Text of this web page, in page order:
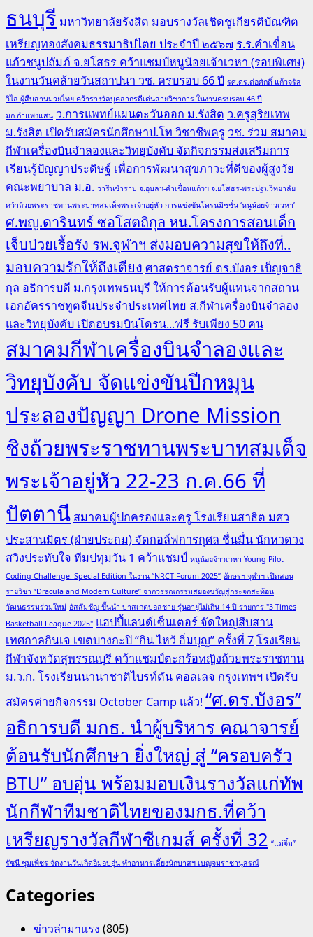
ธนบุรี มหาวิทยาลัยรังสิต มอบรางวัลเชิดชูเกียรติบัณฑิต
เหรียญทองสังคมธรรมาธิปไตย ประจำปี ๒๕๖๗ ร.ร.คำเขื่อน
แก้วชนูปถัมภ์ จ.ยโสธร คว้าแชมป์หนูน้อยเจ้าเวหา (รอบพิเศษ)
ในงานวันคล้ายวันสถาปนา วช. ครบรอบ 66 ปี รศ.ดร.ต่อศักดิ์ แก้วจรัส
วิไล ผู้สืบสานมวยไทย คว้ารางวัลบุคลากรดีเด่นสายวิชาการ ในงานครบรอบ 46 ปี
มก.กำแพงแสน ว.การแพทย์แผนตะวันออก ม.รังสิต ว.ครูสุริยเทพ
ม.รังสิต เปิดรับสมัครนักศึกษาป.โท วิชาชีพครู วช. ร่วม สมาคม
กีฬาเครื่องบินจำลองและวิทยุบังคับ จัดกิจกรรมส่งเสริมการ
เรียนรู้ปัญญาประดิษฐ์ เพื่อการพัฒนาสุขภาวะที่ดีของผู้สูงวัย
คณะพยาบาล ม.อ. วารินชำราบ จ.อุบลฯ-คำเขื่อนแก้วฯ จ.ยโสธร-พระปฐมวิทยาลัย
คว้าถ้วยพระราชทานพระบาทสมเด็จพระเจ้าอยู่หัว การแข่งขันโดรนมิชชั่น ‘หนูน้อยจ้าวเวหา’
ศ.พญ.ดารินทร์ ซอโสตถิกุล หน.โครงการสอนเด็ก
เจ็บป่วยเรื้อรัง รพ.จุฬาฯ ส่งมอบความสุขให้ถึงที่..
มอบความรักให้ถึงเตียง ศาสตราจารย์ ดร.บังอร เบ็ญจาธิ
กุล อธิการบดี ม.กรุงเทพธนบุรี ให้การต้อนรับผู้แทนจากสถาน
เอกอัครราชทูตจีนประจำประเทศไทย ส.กีฬาเครื่องบินจำลอง
และวิทยุบังคับ เปิดอบรมบินโดรน...ฟรี รับเพียง 50 คน
สมาคมกีฬาเครื่องบินจำลองและ
วิทยุบังคับ จัดแข่งขันปีกหมุน
ประลองปัญญา Drone Mission
ชิงถ้วยพระราชทานพระบาทสมเด็จ
พระเจ้าอยู่หัว 22-23 ก.ค.66 ที่
ปัตตานี สมาคมผู้ปกครองและครู โรงเรียนสาธิต มศว
ประสานมิตร (ฝ่ายประถม) จัดกอล์ฟการกุศล ชื่นมื่น นักหวดวง
สวิงประทับใจ ทีมปทุมวัน 1 คว้าแชมป์ หนูน้อยจ้าวเวหา Young Pilot
Coding Challenge: Special Edition ในงาน “NRCT Forum 2025” อักษรฯ จุฬาฯ เปิดสอน
รายวิชา “Dracula and Modern Culture” จากวรรณกรรมสยองขวัญสู่กระจกสะท้อน
วัฒนธรรมร่วมใหม่ อัสสัมชัญ ขึ้นนำ บาสเกตบอลชาย รุ่นอายุไม่เกิน 14 ปี รายการ "3 Times
Basketball League 2025" แฮปปี้แลนด์เซ็นเตอร์ จัดใหญ่สืบสาน
เทศกาลกินเจ เขตบางกะปิ “กิน ไหว้ อิ่มบุญ” ครั้งที่ 7โรงเรียน
กีฬาจังหวัดสุพรรณบุรี คว้าแชมป์ตะกร้อหญิงถ้วยพระราชทาน
ม.ว.ก.โรงเรียนนานาชาติไบรท์ตัน คอลเลจ กรุงเทพฯ เปิดรับ
สมัครค่ายกิจกรรม October Camp แล้ว!“ศ.ดร.บังอร”
อธิการบดี มกธ. นำผู้บริหาร คณาจารย์
ต้อนรับนักศึกษา ยิ่งใหญ่ สู่ “ครอบครัว
BTU” อบอุ่น พร้อมมอบเงินรางวัลแก่ทัพ
นักกีฬาทีมชาติไทยของมกธ.ที่คว้า
เหรียญรางวัลกีฬาซีเกมส์ ครั้งที่ 32 “แม่จิ๋ม”
รัชนี ชุมเพ็ชร จัดงานวันเกิดอิ่มอบอุ่น ทำอาหารเลี้ยงนักบาสฯ เบญจมราชานุสรณ์
Categories
ข่าวล่ามาแรง (805)